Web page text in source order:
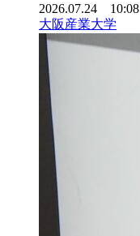
2026.07.24 10:08
大阪産業大学